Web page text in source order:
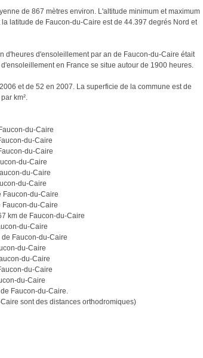
de 867 mètres environ. L'altitude minimum et maximum
latitude de Faucon-du-Caire est de 44.397 degrés Nord et
d'heures d'ensoleillement par an de Faucon-du-Caire était
en France se situe autour de 1900 heures.
et de 52 en 2007. La superficie de la commune est de
km².
du-Caire
du-Caire
du-Caire
du-Caire
du-Caire
du-Caire
Faucon-du-Caire
Faucon-du-Caire
km de Faucon-du-Caire
du-Caire
de Faucon-du-Caire
du-Caire
du-Caire
du-Caire
du-Caire
Faucon-du-Caire.
sont des distances orthodromiques)